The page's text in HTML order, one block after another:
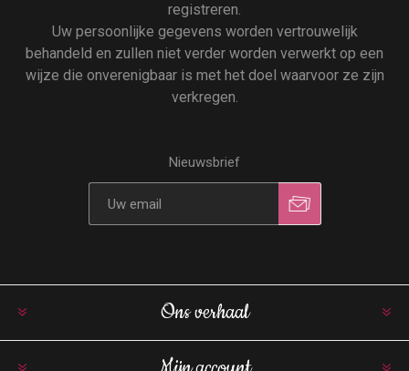
registreren.
Uw persoonlijke gegevens worden vertrouwelijk
behandeld en zullen niet verder worden verwerkt op een
wijze die onverenigbaar is met het doel waarvoor ze zijn
verkregen.
Nieuwsbrief
Ons verhaal